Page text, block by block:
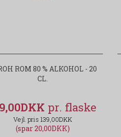
ROM 80 % ALKOHOL - 20
CL.
139,00DKK
(spar 20,00DKK)